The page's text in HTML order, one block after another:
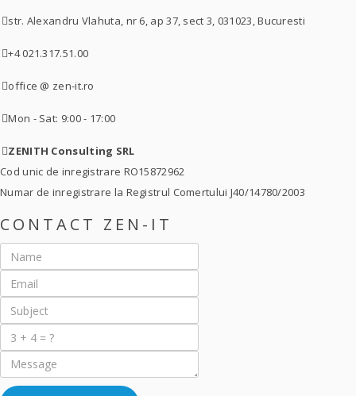
str. Alexandru Vlahuta, nr 6, ap 37, sect 3, 031023, Bucuresti
+4 021.317.51.00
office @ zen-it.ro
Mon - Sat: 9:00 - 17:00
ZENITH Consulting SRL
Cod unic de inregistrare RO15872962
Numar de inregistrare la Registrul Comertului J40/14780/2003
CONTACT ZEN-IT